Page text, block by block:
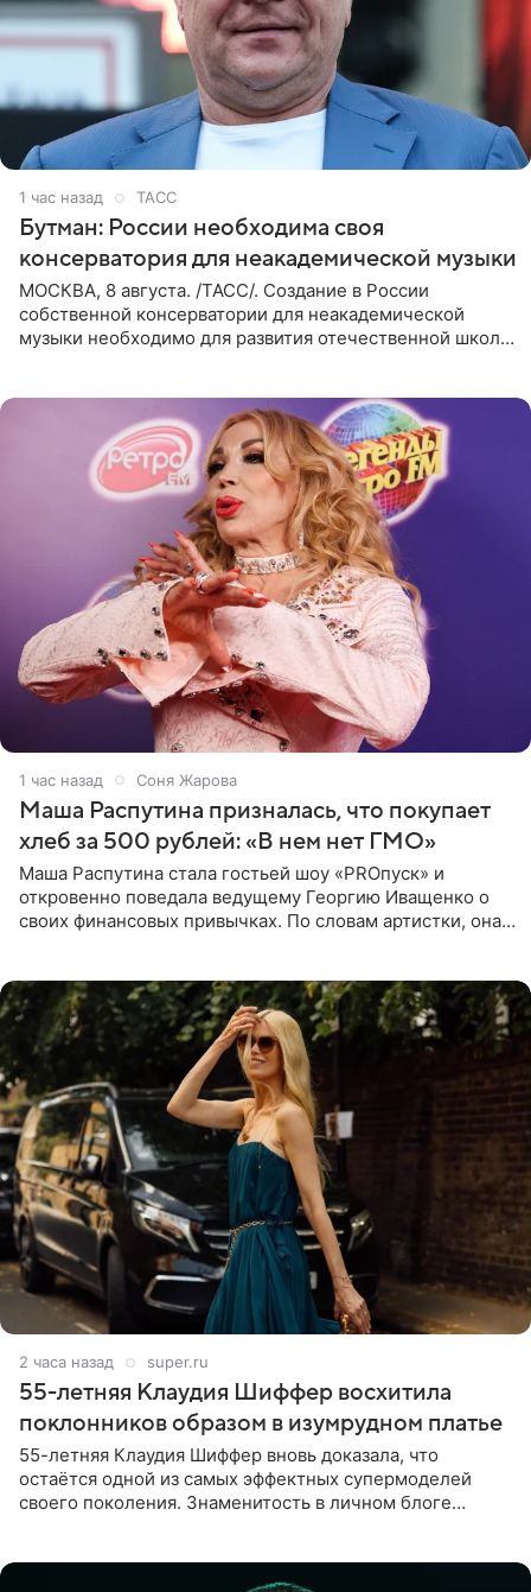
1 час назад ТАСС
Бутман: России необходима своя
консерватория для неакадемической музыки
МОСКВА, 8 августа. /ТАСС/. Создание в России
собственной консерватории для неакадемической
музыки необходимо для развития отечественной школы
1 час назад Соня Жарова
Маша Распутина призналась, что покупает
хлеб за 500 рублей: «В нем нет ГМО»
Маша Распутина стала гостьей шоу «PROпуск» и
откровенно поведала ведущему Георгию Иващенко о
своих финансовых привычках. По словам артистки, она
2 часа назад super.ru
55-летняя Клаудия Шиффер восхитила
поклонников образом в изумрудном платье
55-летняя Клаудия Шиффер вновь доказала, что
остаётся одной из самых эффектных супермоделей
своего поколения. Знаменитость в личном блоге